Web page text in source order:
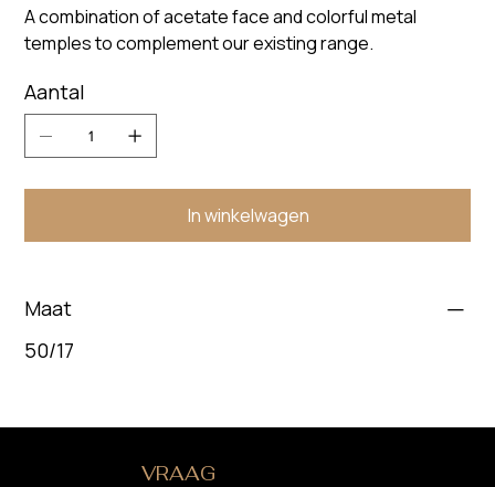
A combination of acetate face and colorful metal
temples to complement our existing range.
Aantal
In winkelwagen
Maat
50/17
HEB JE EENVRAAG